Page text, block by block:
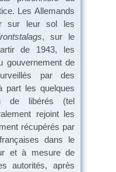
Les Allemands
sur leur sol les
, sur le
de 1943, les
gouvernement de
par des
part les quelques
de libérés (tel
rejoint les
récupérés par
dans le
et à mesure de
autorités, après